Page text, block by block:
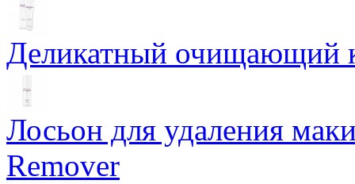
Деликатный очищающий
Лосьон для удаления
Remover